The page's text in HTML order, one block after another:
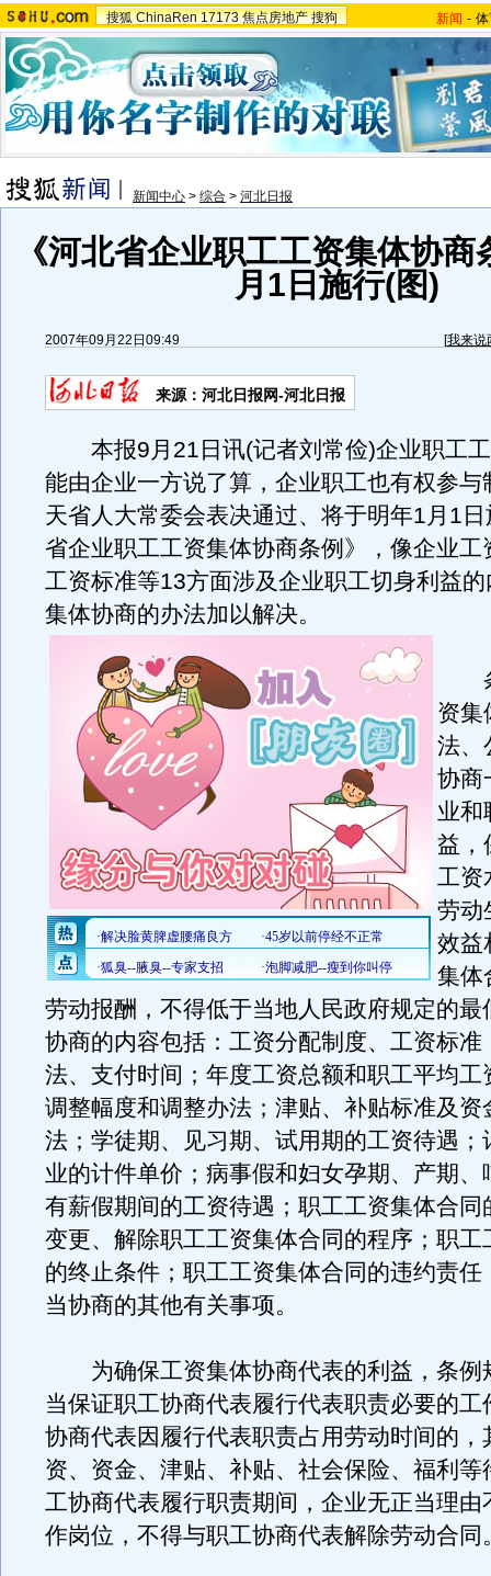
搜狐 ChinaRen 17173 焦点房地产 搜狗 新闻 -
新闻中心 > 综合 > 河北日报
《河北省企业职工工资集体协
月1日施行(图)
2007年09月22日09:49 [我来说
来源：河北日报网-河北日报
本报9月21日讯(记者刘常俭)企业职工工
能由企业一方说了算，企业职工也有权参与
天省人大常委会表决通过、将于明年1月1
省企业职工工资集体协商条例》，像企业工
工资标准等13方面涉及企业职工切身利益
集体协商的办法加以解决。
条
资集
法、
协商
业和
益，
工资
劳动
效益
集体
劳动报酬，不得低于当地人民政府规定的最
协商的内容包括：工资分配制度、工资标准
法、支付时间；年度工资总额和职工平均工
调整幅度和调整办法；津贴、补贴标准及资
法；学徒期、见习期、试用期的工资待遇；
业的计件单价；病事假和妇女孕期、产期、
有薪假期间的工资待遇；职工工资集体合同
变更、解除职工工资集体合同的程序；职工
的终止条件；职工工资集体合同的违约责任
当协商的其他有关事项。
为确保工资集体协商代表的利益，条例
当保证职工协商代表履行代表职责必要的工
协商代表因履行代表职责占用劳动时间的，
资、资金、津贴、补贴、社会保险、福利等
工协商代表履行职责期间，企业无正当理由
作岗位，不得与职工协商代表解除劳动合同